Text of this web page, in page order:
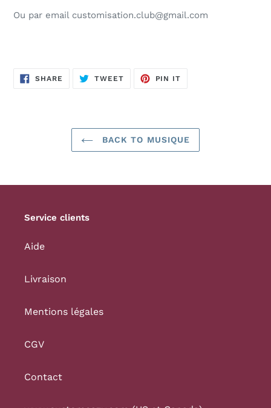
Ou par email customisation.club@gmail.com
SHARE SHARE
ON
TWEETTWEET
PIN IT
BACK TO MUSIQUE
Service clients
Aide
Livraison
Mentions légales
CGV
Contact